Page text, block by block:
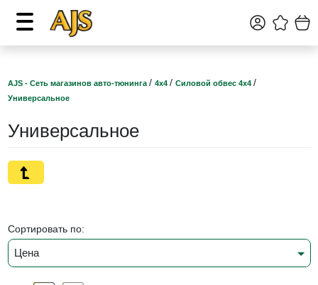
AJS - Сеть магазинов авто-тюнинга / 4х4 / Силовой обвес 4х4 /
Универсальное
Универсальное
Сортировать по:
Цена